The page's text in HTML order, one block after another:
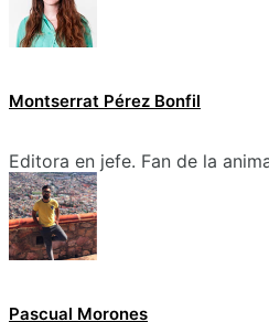
Montserrat Pérez Bonfil
Editora en jefe. Fan de la
Pascual Morones